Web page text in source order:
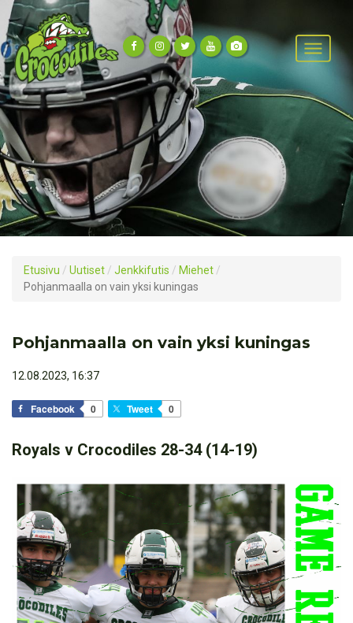
Etusivu / Uutiset / Jenkkifutis / Miehet /
Pohjanmaalla on vain yksi kuningas
Pohjanmaalla on vain yksi kuningas
12.08.2023, 16:37
Facebook 0 Tweet 0
Royals v Crocodiles 28-34 (14-19)